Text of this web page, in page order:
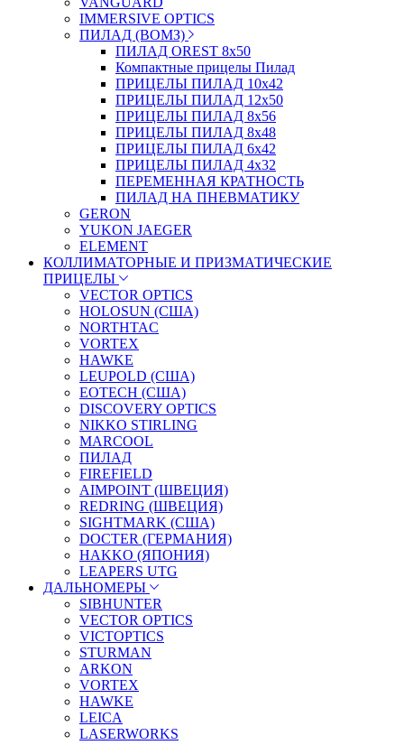
IMMERSIVE OPTICS
ПИЛАД (ВОМЗ)
ПИЛАД OREST 8х50
Компактные прицелы Пилад
ПРИЦЕЛЫ ПИЛАД 10х42
ПРИЦЕЛЫ ПИЛАД 12х50
ПРИЦЕЛЫ ПИЛАД 8х56
ПРИЦЕЛЫ ПИЛАД 8х48
ПРИЦЕЛЫ ПИЛАД 6х42
ПРИЦЕЛЫ ПИЛАД 4х32
ПЕРЕМЕННАЯ КРАТНОСТЬ
ПИЛАД НА ПНЕВМАТИКУ
GERON
YUKON JAEGER
ELEMENT
КОЛЛИМАТОРНЫЕ И ПРИЗМАТИЧЕСКИЕ
ПРИЦЕЛЫ
VECTOR OPTICS
HOLOSUN (США)
NORTHTAC
VORTEX
HAWKE
LEUPOLD (США)
EOTECH (США)
DISCOVERY OPTICS
NIKKO STIRLING
MARCOOL
ПИЛАД
FIREFIELD
AIMPOINT (ШВЕЦИЯ)
REDRING (ШВЕЦИЯ)
SIGHTMARK (США)
DOCTER (ГЕРМАНИЯ)
HAKKO (ЯПОНИЯ)
LEAPERS UTG
ДАЛЬНОМЕРЫ
SIBHUNTER
VECTOR OPTICS
VICTOPTICS
STURMAN
ARKON
VORTEX
HAWKE
LEICA
LASERWORKS